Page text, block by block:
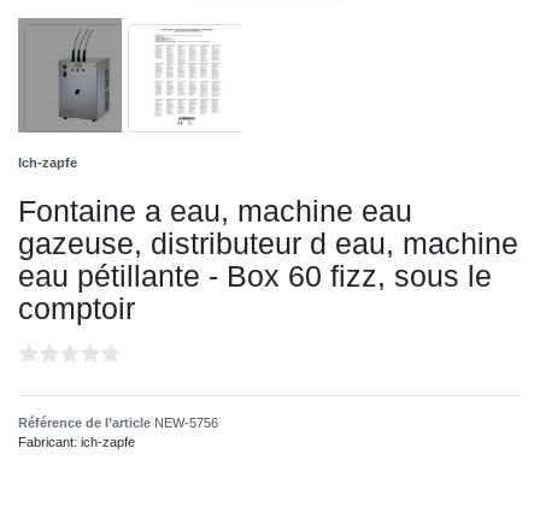
Ich-zapfe
Fontaine a eau, machine eau
gazeuse, distributeur d eau, machine
eau pétillante - Box 60 fizz, sous le
comptoir
Référence de l’article NEW-5756
Fabricant: ich-zapfe